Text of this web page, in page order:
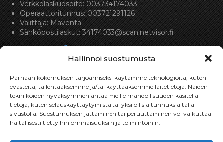
Hallinnoi suostumusta
Parhaan kokemuksen tarjoamiseksi käytämme teknologioita, kuten
evästeitä, tallentaaksemme ja/tai käyttääksemme laitetietoja. Näiden
tekniikoiden hyväksyminen antaa meille mahdollisuuden käsitellä
tietoja, kuten selauskäyttäytymistä tai yksilöllisiä tunnuksia tällä
sivustolla. Suostumuksen jättäminen tai peruuttaminen voi vaikuttaa
haitallisesti tiettyihin ominaisuuksiin ja toimintoihin.
Verkkolaskuosoite: 003734174033
Operaattoritunnus: 003721291126
Välittäjä: Maventa
Sähköpostilaskut:34174033@scan.netvisor.fi
Toimitukset
Toimitamme osat perille toimitusperiaatteella siihen